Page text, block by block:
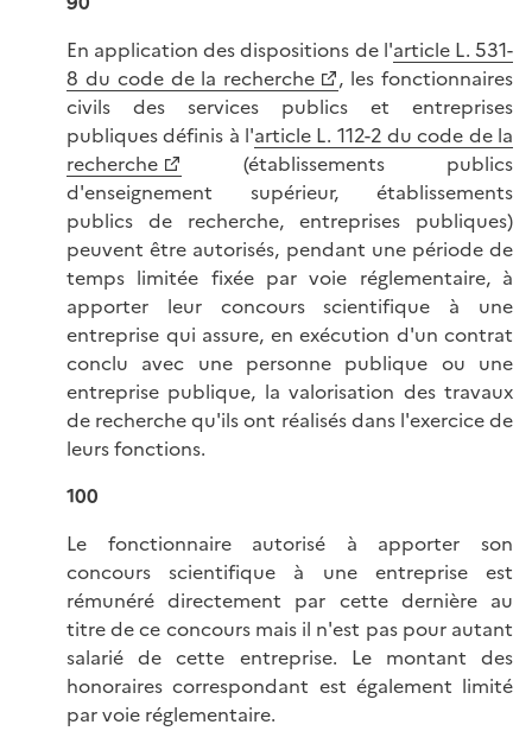
En application des dispositions de l'article L. 531-
8 du code de la recherche
, les fonctionnaires
civils des services publics et entreprises
publiques définis à l'article L. 112-2 du code de la
recherche
(établissements publics
d'enseignement supérieur, établissements
publics de recherche, entreprises publiques)
peuvent être autorisés, pendant une période de
temps limitée fixée par voie réglementaire, à
apporter leur concours scientifique à une
entreprise qui assure, en exécution d'un contrat
conclu avec une personne publique ou une
entreprise publique, la valorisation des travaux
de recherche qu'ils ont réalisés dans l'exercice de
leurs fonctions.
100
Le fonctionnaire autorisé à apporter son
concours scientifique à une entreprise est
rémunéré directement par cette dernière au
titre de ce concours mais il n'est pas pour autant
salarié de cette entreprise. Le montant des
honoraires correspondant est également limité
par voie réglementaire.